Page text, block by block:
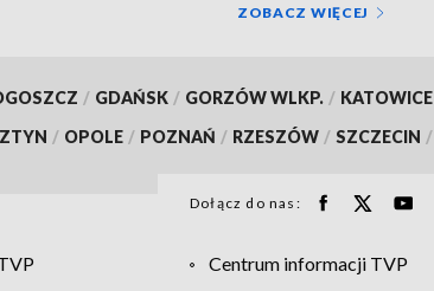
ZOBACZ WIĘCEJ
/ GDAŃSK / GORZÓW WLKP. / KATOWICE
/ OPOLE / POZNAŃ / RZESZÓW / SZCZECIN /
Dołącz do nas:
Centrum informacji TVP